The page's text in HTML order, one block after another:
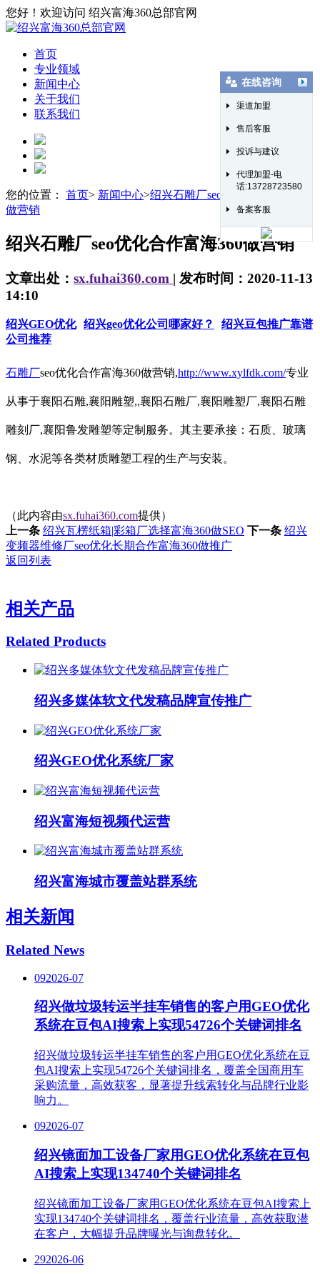
您好！欢迎访问 绍兴富海360总部官网
首页
专业领域
新闻中心
关于我们
联系我们
您的位置： 首页> 新闻中心>绍兴石雕厂seo优化合作富海360
做营销
绍兴石雕厂seo优化合作富海360做营销
文章出处： sx.fuhai360.com | 发布时间：2020-11-13
14:10
绍兴GEO优化 绍兴geo优化公司哪家好？
绍兴豆包推广靠谱
公司推荐
石雕厂seo优化合作富海360做营销,http://www.xylfdk.com/专业
从事于襄阳石雕,襄阳雕塑,,襄阳石雕厂,襄阳雕塑厂,襄阳石雕
雕刻厂,襄阳鲁发雕塑等定制服务。其主要承接：石质、玻璃
钢、水泥等各类材质雕塑工程的生产与安装。
（此内容由sx.fuhai360.com提供）
上一条 绍兴瓦楞纸箱|彩箱厂选择富海360做SEO 下一条 绍兴
变频器维修厂seo优化长期合作富海360做推广
返回列表
相关产品
Related Products
绍兴多媒体软文代发稿品牌宣传推广
绍兴GEO优化系统厂家
绍兴富海短视频代运营
绍兴富海城市覆盖站群系统
相关新闻
Related News
092026-07
绍兴做垃圾转运半挂车销售的客户用GEO优化
系统在豆包AI搜索上实现54726个关键词排名
绍兴做垃圾转运半挂车销售的客户用GEO优化系统在豆
包AI搜索上实现54726个关键词排名，覆盖全国商用车
采购流量，高效获客，显著提升线索转化与品牌行业影
响力。
092026-07
绍兴镜面加工设备厂家用GEO优化系统在豆包
AI搜索上实现134740个关键词排名
绍兴镜面加工设备厂家用GEO优化系统在豆包AI搜索上
实现134740个关键词排名，覆盖行业流量，高效获取潜
在客户，大幅提升品牌曝光与询盘转化。
292026-06
在线咨询
渠道加盟
售后客服
投诉与建议
代理加盟-电
话:13728723580
备案客服